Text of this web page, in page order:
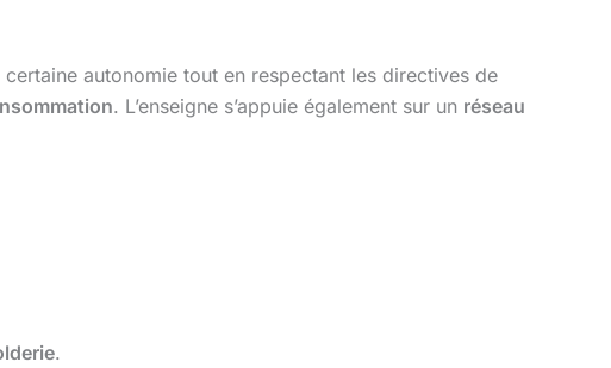
certaine autonomie tout en respectant les directives de
. L’enseigne s’appuie également sur un réseau
.